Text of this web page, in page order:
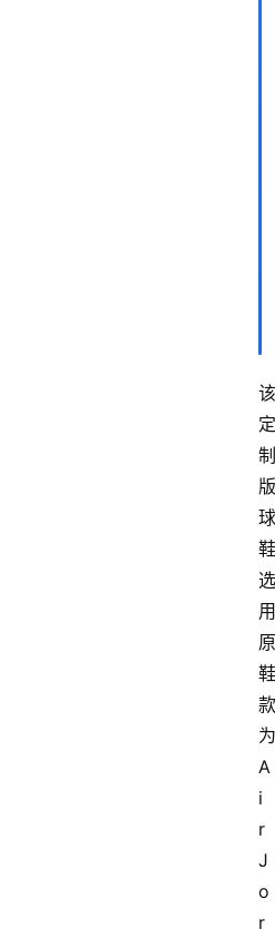
该
定
制
版
球
鞋
选
用
原
鞋
款
为
A
i
r
J
o
r